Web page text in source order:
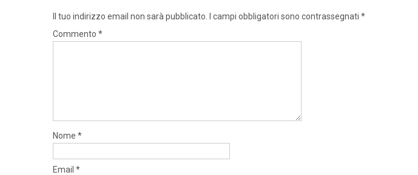
Il tuo indirizzo email non sarà pubblicato. I campi obbligatori sono contrassegnati *
Commento *
Nome *
Email *